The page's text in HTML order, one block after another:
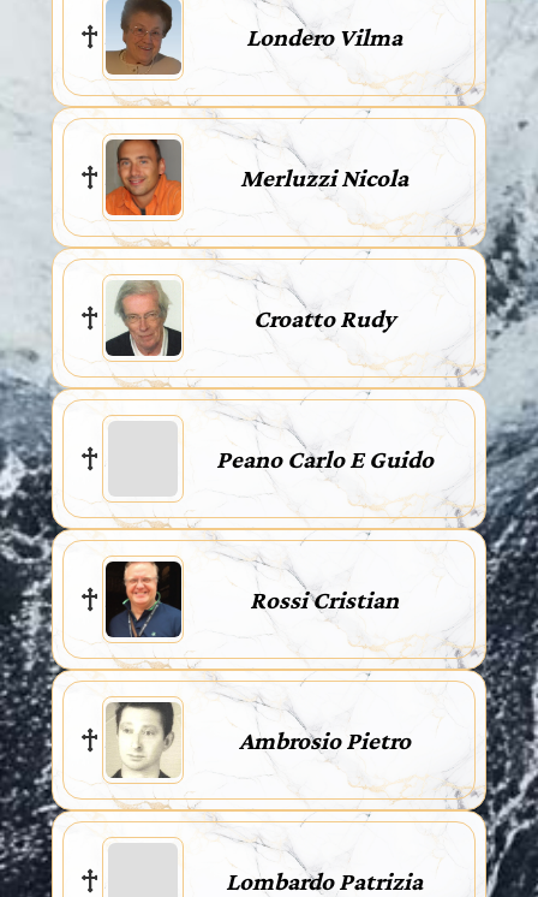
Londero Vilma
Merluzzi Nicola
Croatto Rudy
Peano Carlo E Guido
Rossi Cristian
Ambrosio Pietro
Lombardo Patrizia